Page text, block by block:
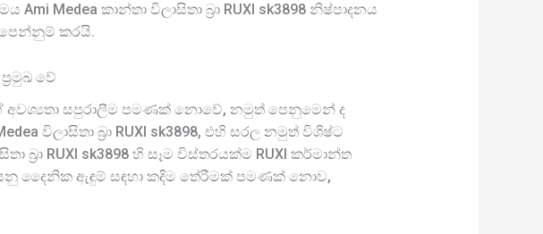
Medea කාන්තා විලාසිතා බ්‍රා RUXI sk3898 නිෂ්පාදනය
පෙන්නුම් කරයි.
වේ
අවශ්‍යතා සපුරාලීම පමණක් නොවේ, නමුත් පෙනුමෙන් ද
විලාසිතා බ්‍රා RUXI sk3898, එහි සරල නමුත් විශිෂ්ට
බ්‍රා RUXI sk3898 හි සෑම විස්තරයක්ම RUXI කර්මාන්ත
යනු දෛනික ඇඳුම් සඳහා කදිම තේරීමක් පමණක් නොව,